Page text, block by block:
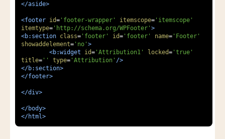
</aside>
<footer id= 'footer-wrapper' itemscope= 'itemscope'
itemtype= 'http://schema.org/WPFooter' >
<b:section class= 'footer' id= 'footer' name= 'Footer'
showaddelement= 'no' >
<b:widget
id= 'Attribution1' locked= 'true'
title= '' type= 'Attribution' />
</b:section>
</footer>
</div>
</body>
</html>